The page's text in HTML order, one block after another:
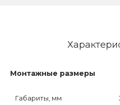
Монтажные размеры
Габариты, мм